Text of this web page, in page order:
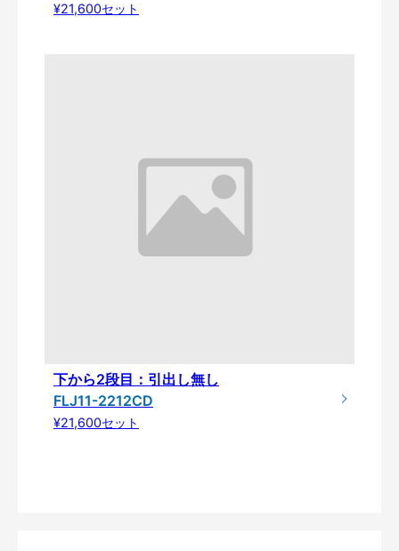
¥21,600セット
下から2段目：引出し無し
FLJ11-2212CD
¥21,600セット